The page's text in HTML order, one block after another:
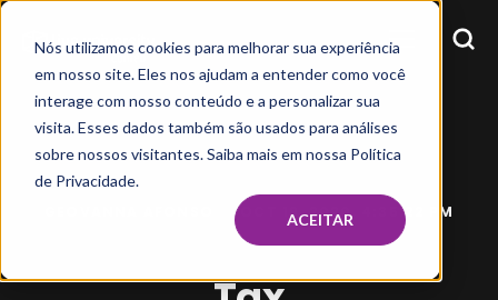
Nós utilizamos cookies para melhorar sua experiência
em nosso site. Eles nos ajudam a entender como você
interage com nosso conteúdo e a personalizar sua
visita. Esses dados também são usados para análises
sobre nossos visitantes. Saiba mais em nossa Política
de Privacidade.
ACEITAR
OCT 19, 2020, 4:35:22 PM